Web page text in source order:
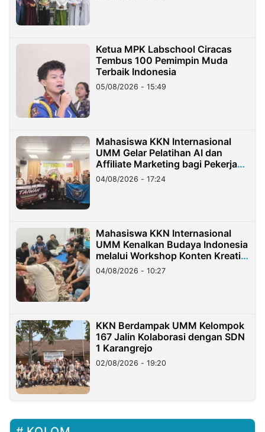
Ketua MPK Labschool Ciracas
Tembus 100 Pemimpin Muda
Terbaik Indonesia
05/08/2026 - 15:49
Mahasiswa KKN Internasional
UMM Gelar Pelatihan AI dan
Affiliate Marketing bagi Pekerja
Migran Indonesia di Taiwan
04/08/2026 - 17:24
Mahasiswa KKN Internasional
UMM Kenalkan Budaya Indonesia
melalui Workshop Konten Kreatif
di Taiwan
04/08/2026 - 10:27
KKN Berdampak UMM Kelompok
167 Jalin Kolaborasi dengan SDN
1 Karangrejo
02/08/2026 - 19:20